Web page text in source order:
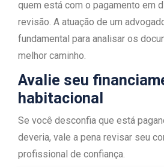
quem está com o pagamento em
revisão. A atuação de um
fundamental para analisar os
melhor caminho.
Avalie seu
habitacional
Se você desconfia que está
deveria, vale a pena revisar seu
profissional de confiança.